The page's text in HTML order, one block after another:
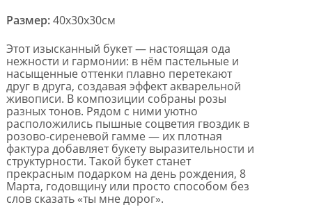
Размер:40x30x30см
Этот изысканный букет — настоящая ода
нежности и гармонии: в нём пастельные и
насыщенные оттенки плавно перетекают
друг в друга, создавая эффект акварельной
живописи. В композиции собраны розы
разных тонов. Рядом с ними уютно
расположились пышные соцветия гвоздик в
розово-сиреневой гамме — их плотная
фактура добавляет букету выразительности и
структурности. Такой букет станет
прекрасным подарком на день рождения, 8
Марта, годовщину или просто способом без
слов сказать «ты мне дорог».